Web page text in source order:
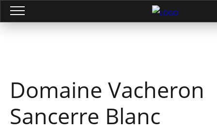
Domaine Vacheron
Sancerre Blanc